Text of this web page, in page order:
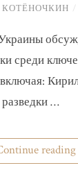
/
среди
…
reading